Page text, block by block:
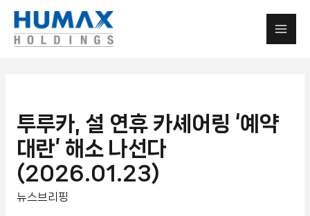
투루카, 설 연휴 카셰어링 ‘예약
대란’ 해소 나선다
(2026.01.23)
뉴스브리핑